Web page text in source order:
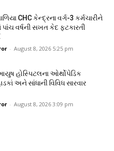
CHC કેન્દ્રના વર્ગ-3 કર્મચારીને
વર્ષની સખત કેદ ફટકારતી
- August 8, 2026 5:25 pm
હોસ્પિટલના ઓર્થોપેડિક
અને સાંધાની વિવિધ સારવાર
- August 8, 2026 3:09 pm